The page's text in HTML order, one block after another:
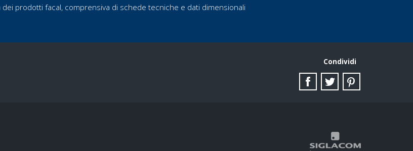
prodotti facal, comprensiva di schede tecniche e dati dimensionali
Condividi